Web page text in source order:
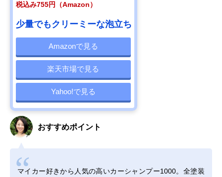
税込み755円（Amazon）
少量でもクリーミーな泡立ち
Amazonで見る
楽天市場で見る
Yahoo!で見る
おすすめポイント
マイカー好きから人気の高いカーシャンプー1000。全塗装